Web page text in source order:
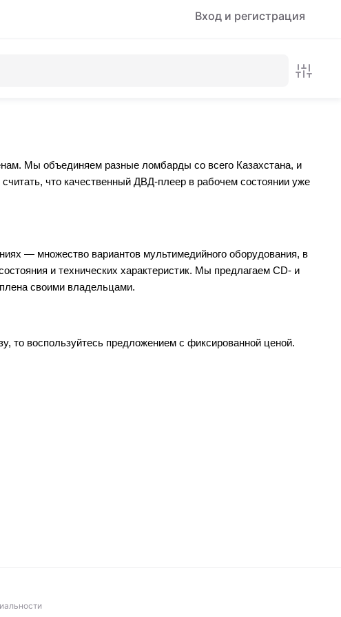
Вход и регистрация
Мы объединяем разные ломбарды со всего Казахстана, и
что качественный ДВД-плеер в рабочем состоянии уже
— множество вариантов мультимедийного оборудования, в
и технических характеристик. Мы предлагаем CD- и
своими владельцами.
то воспользуйтесь предложением с фиксированной ценой.